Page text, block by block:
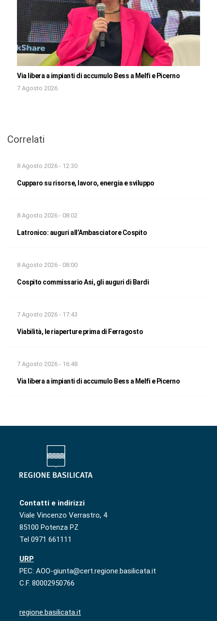
Via libera a impianti di accumulo Bess a Melfi e Picerno
7 Agosto 2026
Correlati
8 Agosto 2026 - 12:30
Cupparo su risorse, lavoro, energia e sviluppo
8 Agosto 2026 - 08:02
Latronico: auguri all’Ambasciatore Cospito
8 Agosto 2026 - 08:00
Cospito commissario Asi, gli auguri di Bardi
7 Agosto 2026 - 17:43
Viabilità, le riaperture prima di Ferragosto
7 Agosto 2026 - 16:48
Via libera a impianti di accumulo Bess a Melfi e Picerno
Contatti e indirizzi
Viale Vincenzo Verrastro, 4
85100 Potenza PZ
Tel 0971 661111
URP
PEC: AOO-giunta@cert.regione.basilicata.it
C.F. 80002950766
regione.basilicata.it